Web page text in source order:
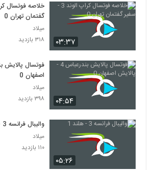
۰۳:۳۷
گفتمان تهران 0
میلاد
۳۱۸ بازدید
۰۴:۵۴
اصفهان 0
میلاد
۳۹۸ بازدید
۰۵:۲۶
والیبال فرانسه 3 - هلند 1
میلاد
۱۱۰ بازدید